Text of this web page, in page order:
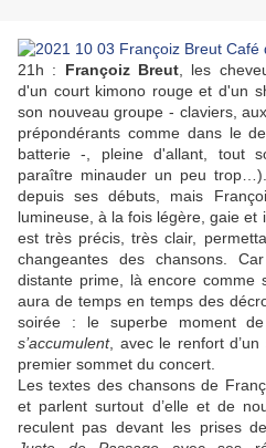
21h : Françoiz Breut , les
d'un court kimono rouge et d'un
son nouveau groupe - claviers,
prépondérants comme dans le
batterie -, pleine d'allant, tout
paraître minauder un peu
depuis ses débuts, mais
lumineuse, à la fois légère, gaie et
est très précis, très clair,
changeantes des chansons.
distante prime, là encore comme
aura de temps en temps des
soirée : le superbe moment
s’accumulent, avec le renfort
premier sommet du concert.
Les textes des chansons de
et parlent surtout d’elle et de
reculent pas devant les prises